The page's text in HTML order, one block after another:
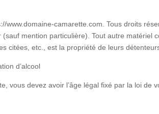
www.domaine-camarette.com. Tous droits
(sauf mention particulière). Tout autre
citées, etc., est la propriété de leurs
d’alcool
vous devez avoir l’âge légal fixé par la loi de